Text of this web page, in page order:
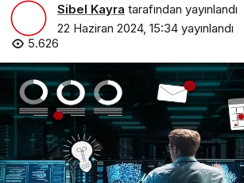
Sibel Kayra tarafından yayınlandı
22 Haziran 2024, 15:34 yayınlandı
5.626